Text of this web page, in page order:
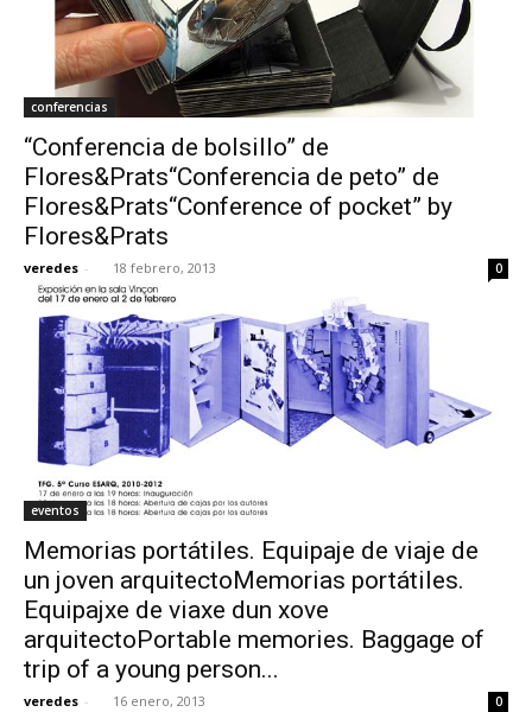
conferencias
“Conferencia de bolsillo” de
Flores&Prats“Conferencia de peto” de
Flores&Prats“Conference of pocket” by
Flores&Prats
veredes - 18 febrero, 2013 0
eventos
Memorias portátiles. Equipaje de viaje de
un joven arquitectoMemorias portátiles.
Equipajxe de viaxe dun xove
arquitectoPortable memories. Baggage of
trip of a young person...
veredes - 16 enero, 2013 0